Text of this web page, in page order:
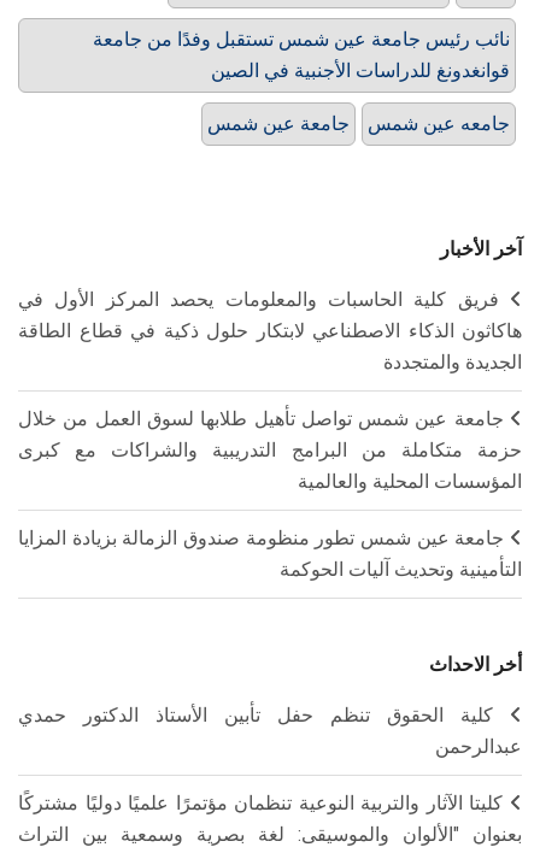
نائب رئيس جامعة عين شمس تستقبل وفدًا من جامعة
قوانغدونغ للدراسات الأجنبية في الصين
جامعة عين شمس جامعه عين شمس
آخر الأخبار
فريق كلية الحاسبات والمعلومات يحصد المركز الأول في
هاكاثون الذكاء الاصطناعي لابتكار حلول ذكية في قطاع الطاقة
الجديدة والمتجددة
جامعة عين شمس تواصل تأهيل طلابها لسوق العمل من خلال
حزمة متكاملة من البرامج التدريبية والشراكات مع كبرى
المؤسسات المحلية والعالمية
جامعة عين شمس تطور منظومة صندوق الزمالة بزيادة المزايا
التأمينية وتحديث آليات الحوكمة
أخر الاحداث
كلية الحقوق تنظم حفل تأبين الأستاذ الدكتور حمدي
عبدالرحمن
كليتا الآثار والتربية النوعية تنظمان مؤتمرًا علميًا دوليًا مشتركًا
بعنوان "الألوان والموسيقى: لغة بصرية وسمعية بين التراث